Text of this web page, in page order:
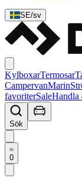
SE/sv
KylboxarTermosar
CampervanMarin
favoriterSaleHandla
Sök
0